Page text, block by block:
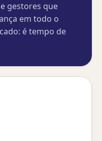
gestores que
em todo o
é tempo de